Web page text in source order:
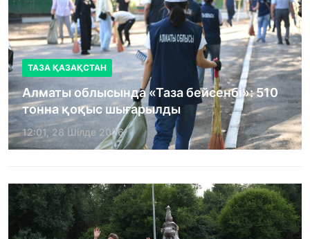
ТАЗА ҚАЗАҚСТАН
Алматы облысында «Таза бейсенбі»: 510
тонна қоқыс шығарылды
12:01, 28 Шілде 2026